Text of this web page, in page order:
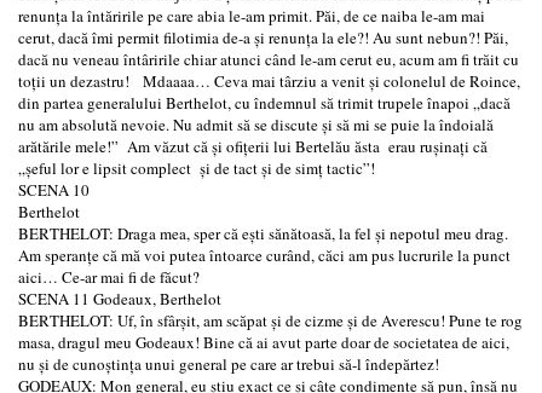
renunţa la întăririle pe care abia le-am primit. Păi, de ce naiba le-am mai
cerut, dacă îmi permit filotimia de-a şi renunţa la ele?! Au sunt nebun?! Păi,
dacă nu veneau întâririle chiar atunci când le-am cerut eu, acum am fi trăit cu
toţii un dezastru! Mdaaaa… Ceva mai târziu a venit şi colonelul de Roince,
din partea generalului Berthelot, cu îndemnul să trimit trupele înapoi „dacă
nu am absolută nevoie. Nu admit să se discute şi să mi se puie la îndoială
arătările mele!” Am văzut că şi ofiţerii lui Bertelău ăsta erau ruşinaţi că
„şeful lor e lipsit complect şi de tact şi de simţ tactic”!
SCENA 10
Berthelot
BERTHELOT: Draga mea, sper că eşti sănătoasă, la fel şi nepotul meu drag.
Am speranţe că mă voi putea întoarce curând, căci am pus lucrurile la punct
aici… Ce-ar mai fi de făcut?
SCENA 11 Godeaux, Berthelot
BERTHELOT: Uf, în sfârşit, am scăpat şi de cizme şi de Averescu! Pune te rog
masa, dragul meu Godeaux! Bine că ai avut parte doar de societatea de aici,
nu şi de cunoştinţa unui general pe care ar trebui să-l îndepărtez!
GODEAUX: Mon general, eu ştiu exact ce şi câte condimente să pun, însă nu